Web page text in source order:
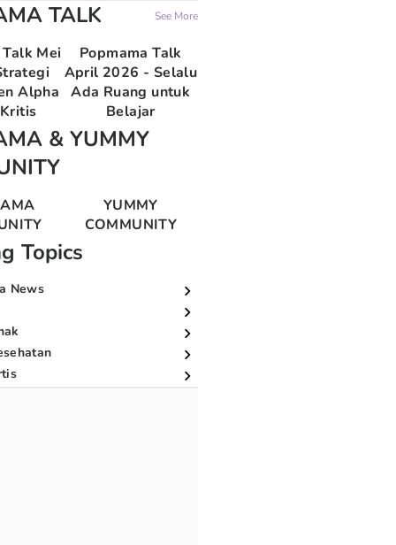
TALK See More
Mei
Alpha
Popmama Talk
April 2026 - Selalu
Ada Ruang untuk
Belajar
& YUMMY
YUMMY
COMMUNITY
Topics
News